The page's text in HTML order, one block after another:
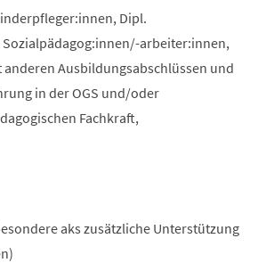
Dipl.
arbeiter:innen,
Ausbildungsabschlüssen und
in der OGS und/oder
Fachkraft,
aks zusätzliche Unterstützung